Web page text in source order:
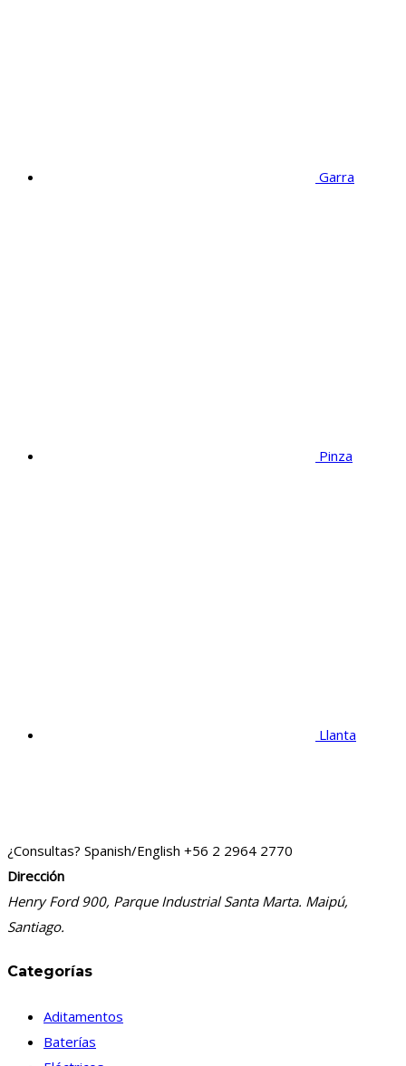
Garra
Pinza
Llanta
¿Consultas? Spanish/English +56 2 2964 2770
Dirección
Henry Ford 900, Parque Industrial Santa Marta. Maipú,
Santiago.
Categorías
Aditamentos
Baterías